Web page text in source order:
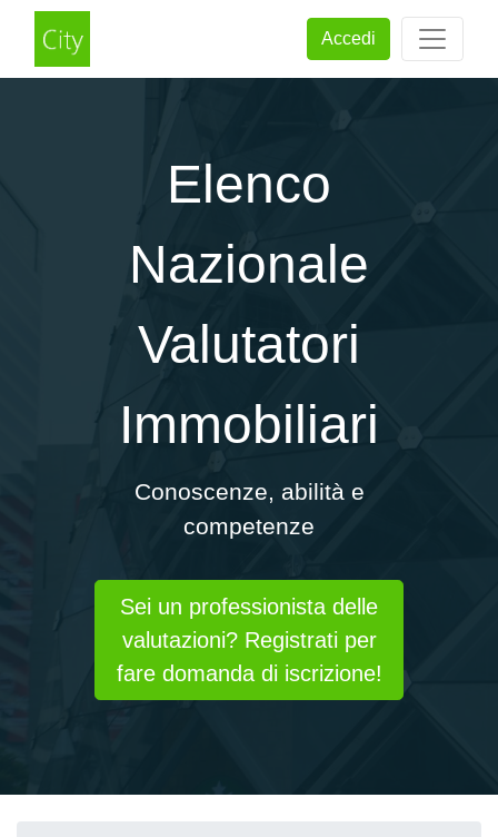
Accedi
Elenco
Nazionale
Valutatori
Immobiliari
Conoscenze, abilità e
competenze
Sei un professionista delle
valutazioni? Registrati per
fare domanda di iscrizione!